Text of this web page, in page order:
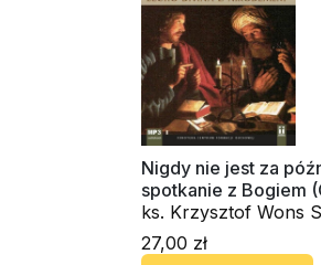
Nigdy nie jest za
spotkanie z Bogiem
audiobook)
ks. Krzysztof Wons
27,00 zł